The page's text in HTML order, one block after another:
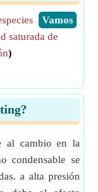
​Vamos
saturada de
)
al cambio en la
condensable se
a alta presión